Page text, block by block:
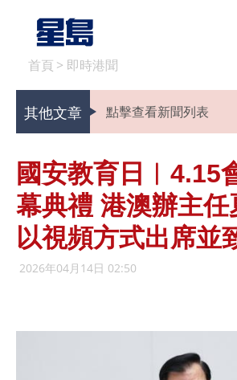
首頁 > 即時港聞
其他文章 點擊查看新聞列表
國安教育日︱4.15
幕典禮 港澳辦主任
以視頻方式出席並
2026年04月14日 02:50